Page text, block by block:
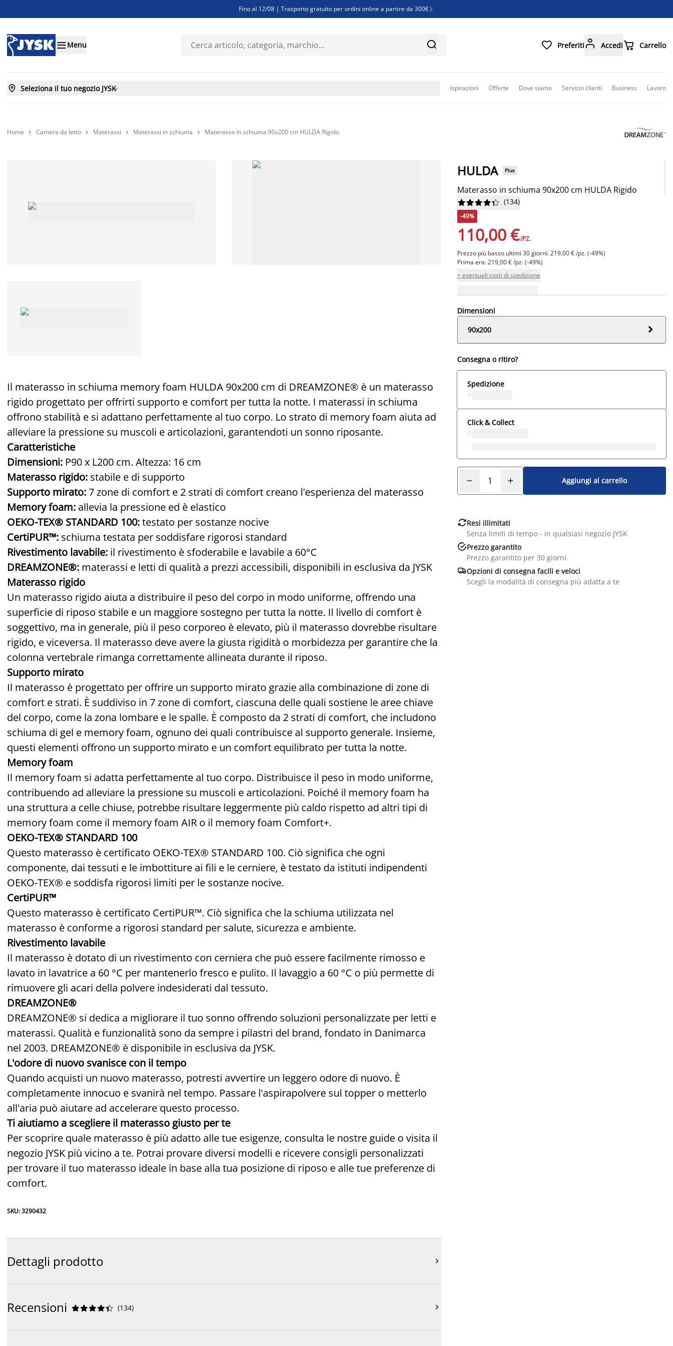
Fino al 12/08 | Trasporto gratuito per ordini online a partire da 300€ 
Finanziamenti - Scegli il piano di rimborso più adatto a te
Menu   Preferiti  Accedi Carrello
 Seleziona il tuo negozio JYSK Ispirazioni Offerte Dove siamo Servizio clienti Business Lavoro
Home  Camera da letto  Materassi  Materassi in schiuma  Materasso in schiuma 90x200 cm HULDA Rigido
Il materasso in schiuma memory foam HULDA 90x200 cm di DREAMZONE® è un materasso
rigido progettato per offrirti supporto e comfort per tutta la notte. I materassi in schiuma
offrono stabilità e si adattano perfettamente al tuo corpo. Lo strato di memory foam aiuta ad
alleviare la pressione su muscoli e articolazioni, garantendoti un sonno riposante.
Caratteristiche
Dimensioni: P90 x L200 cm. Altezza: 16 cm
Materasso rigido: stabile e di supporto
Supporto mirato:7 zone di comfort e 2 strati di comfort creano l'esperienza del materasso
Memory foam: allevia la pressione ed è elastico
OEKO-TEX® STANDARD 100:testato per sostanze nocive
CertiPUR™: schiuma testata per soddisfare rigorosi standard
Rivestimento lavabile: il rivestimento è sfoderabile e lavabile a 60°C
DREAMZONE®: materassi e letti di qualità a prezzi accessibili, disponibili in esclusiva da JYSK
Materasso rigido
Un materasso rigido aiuta a distribuire il peso del corpo in modo uniforme, offrendo una
superficie di riposo stabile e un maggiore sostegno per tutta la notte. Il livello di comfort è
soggettivo, ma in generale, più il peso corporeo è elevato, più il materasso dovrebbe risultare
rigido, e viceversa. Il materasso deve avere la giusta rigidità o morbidezza per garantire che la
colonna vertebrale rimanga correttamente allineata durante il riposo.
Supporto mirato
Il materasso è progettato per offrire un supporto mirato grazie alla combinazione di zone di
comfort e strati. È suddiviso in 7 zone di comfort, ciascuna delle quali sostiene le aree chiave
del corpo, come la zona lombare e le spalle. È composto da 2 strati di comfort, che includono
schiuma di gel e memory foam, ognuno dei quali contribuisce al supporto generale. Insieme,
questi elementi offrono un supporto mirato e un comfort equilibrato per tutta la notte.
Memory foam
Il memory foam si adatta perfettamente al tuo corpo. Distribuisce il peso in modo uniforme,
contribuendo ad alleviare la pressione su muscoli e articolazioni. Poiché il memory foam ha
una struttura a celle chiuse, potrebbe risultare leggermente più caldo rispetto ad altri tipi di
memory foam come il memory foam AIR o il memory foam Comfort+.
OEKO-TEX® STANDARD 100
Questo materasso è certificato OEKO-TEX® STANDARD 100. Ciò significa che ogni
componente, dai tessuti e le imbottiture ai fili e le cerniere, è testato da istituti indipendenti
OEKO-TEX® e soddisfa rigorosi limiti per le sostanze nocive.
CertiPUR™
Questo materasso è certificato CertiPUR™. Ciò significa che la schiuma utilizzata nel
materasso è conforme a rigorosi standard per salute, sicurezza e ambiente.
Rivestimento lavabile
Il materasso è dotato di un rivestimento con cerniera che può essere facilmente rimosso e
lavato in lavatrice a 60 °C per mantenerlo fresco e pulito. Il lavaggio a 60 °C o più permette di
rimuovere gli acari della polvere indesiderati dal tessuto.
DREAMZONE®
DREAMZONE® si dedica a migliorare il tuo sonno offrendo soluzioni personalizzate per letti e
materassi. Qualità e funzionalità sono da sempre i pilastri del brand, fondato in Danimarca
nel 2003. DREAMZONE® è disponibile in esclusiva da JYSK.
L'odore di nuovo svanisce con il tempo
Quando acquisti un nuovo materasso, potresti avvertire un leggero odore di nuovo. È
completamente innocuo e svanirà nel tempo. Passare l'aspirapolvere sul topper o metterlo
all'aria può aiutare ad accelerare questo processo.
Ti aiutiamo a scegliere il materasso giusto per te
Per scoprire quale materasso è più adatto alle tue esigenze, consulta le nostre guide o visita il
negozio JYSK più vicino a te. Potrai provare diversi modelli e ricevere consigli personalizzati
per trovare il tuo materasso ideale in base alla tua posizione di riposo e alle tue preferenze di
comfort.
SKU: 3290432
Dettagli prodotto 
Recensioni 




 (134) 
HULDA Plus
Materasso in schiuma 90x200 cm HULDA Rigido





 (134)
-49%
110,00 €/PZ.
Prezzo più basso ultimi 30 giorni: 219,00 € /pz. (-49%)
Prima era: 219,00 € /pz. (-49%)
+ eventuali costi di spedizione
Dimensioni
90x200

Consegna o ritiro?
Spedizione
Click & Collect
Aggiungi al carrello
Resi illimitati
Senza limiti di tempo - in qualsiasi negozio JYSK
Prezzo garantito
Prezzo garantito per 30 giorni
Opzioni di consegna facili e veloci
Scegli la modalità di consegna più adatta a te